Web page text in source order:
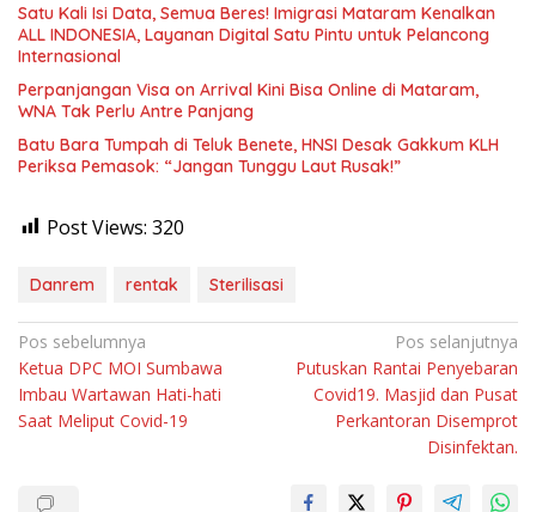
Satu Kali Isi Data, Semua Beres! Imigrasi Mataram Kenalkan
ALL INDONESIA, Layanan Digital Satu Pintu untuk Pelancong
Internasional
Perpanjangan Visa on Arrival Kini Bisa Online di Mataram,
WNA Tak Perlu Antre Panjang
Batu Bara Tumpah di Teluk Benete, HNSI Desak Gakkum KLH
Periksa Pemasok: “Jangan Tunggu Laut Rusak!”
Post Views: 320
Danrem rentak Sterilisasi
Navigasi
pos
Pos sebelumnya
Ketua DPC MOI Sumbawa
Imbau Wartawan Hati-hati
Saat Meliput Covid-19
Pos selanjutnya
Putuskan Rantai Penyebaran
Covid19. Masjid dan Pusat
Perkantoran Disemprot
Disinfektan.